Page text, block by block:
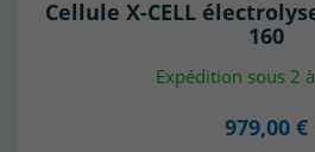
Cellule X-CELL
160
Expédition sous 2
979,00 €